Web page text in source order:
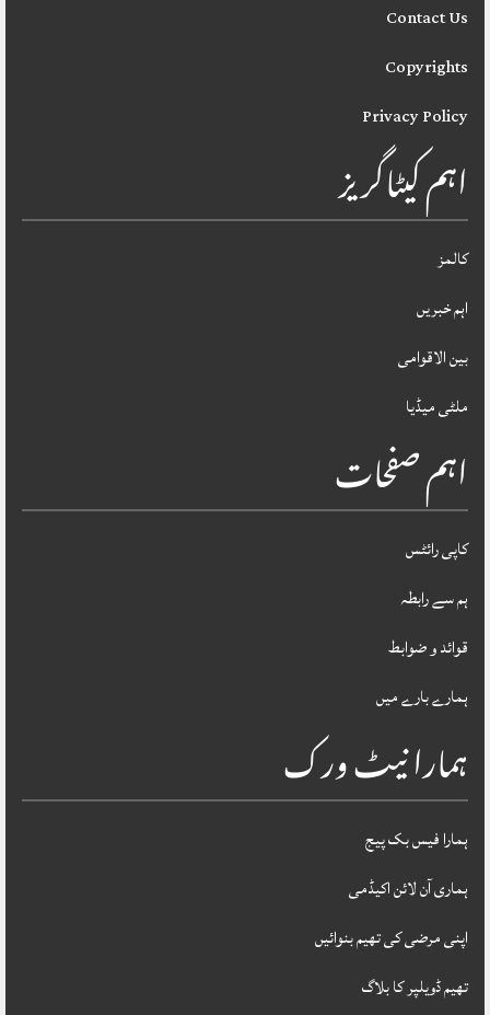
Contact Us
Copyrights
Privacy Policy
اہم کیٹاگریز
کالمز
اہم خبریں
بین الاقوامی
ملٹی میڈیا
اہم صفحات
کاپی رائٹس
ہم سے رابطہ
قوائد و ضوابط
ہمارے بارے میں
ہمارا نیٹ ورک
ہمارا فیس بک پیج
ہماری آن لائن اکیڈمی
اپنی مرضی کی تھیم بنوائیں
تھیم ڈویلپر کا بلاگ